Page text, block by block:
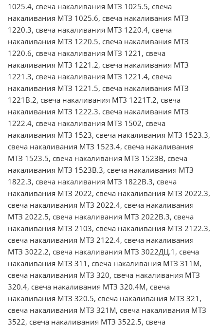
1025.4, свеча накаливания МТЗ 1025.5, свеча
накаливания МТЗ 1025.6, свеча накаливания МТЗ
1220.3, свеча накаливания МТЗ 1220.4, свеча
накаливания МТЗ 1220.5, свеча накаливания МТЗ
1220.6, свеча накаливания МТЗ 1221, свеча
накаливания МТЗ 1221.2, свеча накаливания МТЗ
1221.3, свеча накаливания МТЗ 1221.4, свеча
накаливания МТЗ 1221.5, свеча накаливания МТЗ
1221В.2, свеча накаливания МТЗ 1221Т.2, свеча
накаливания МТЗ 1222.3, свеча накаливания МТЗ
1222.4, свеча накаливания МТЗ 1502, свеча
накаливания МТЗ 1523, свеча накаливания МТЗ 1523.3,
свеча накаливания МТЗ 1523.4, свеча накаливания
МТЗ 1523.5, свеча накаливания МТЗ 1523В, свеча
накаливания МТЗ 1523В.3, свеча накаливания МТЗ
1822.3, свеча накаливания МТЗ 1822В.3, свеча
накаливания МТЗ 2022, свеча накаливания МТЗ 2022.3,
свеча накаливания МТЗ 2022.4, свеча накаливания
МТЗ 2022.5, свеча накаливания МТЗ 2022В.3, свеча
накаливания МТЗ 2103, свеча накаливания МТЗ 2122.3,
свеча накаливания МТЗ 2122.4, свеча накаливания
МТЗ 3022.2, свеча накаливания МТЗ 3022ДЦ.1, свеча
накаливания МТЗ 311, свеча накаливания МТЗ 311M,
свеча накаливания МТЗ 320, свеча накаливания МТЗ
320.4, свеча накаливания МТЗ 320.4М, свеча
накаливания МТЗ 320.5, свеча накаливания МТЗ 321,
свеча накаливания МТЗ 321M, свеча накаливания МТЗ
3522, свеча накаливания МТЗ 3522.5, свеча